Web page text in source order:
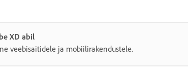
XD abil
veebisaitidele ja mobiilirakendustele.